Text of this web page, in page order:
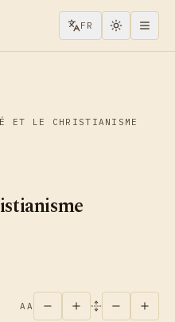
FR
ET LE CHRISTIANISME
AA